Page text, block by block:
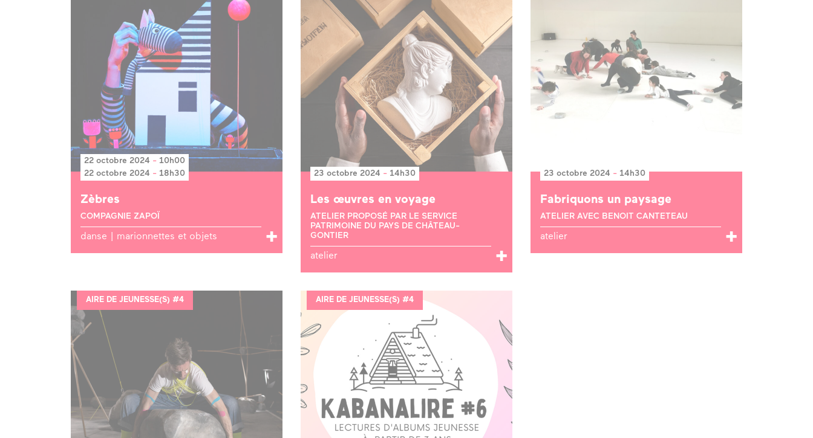
22 octobre 2024 - 10h00
22 octobre 2024 - 18h30
Zèbres
COMPAGNIE ZAPOÏ
danse | marionnettes et objets
23 octobre 2024 - 14h30
Les œuvres en voyage
ATELIER PROPOSÉ PAR LE SERVICE
PATRIMOINE DU PAYS DE CHÂTEAU-
GONTIER
atelier
23 octobre 2024 - 14h30
Fabriquons un paysage
ATELIER AVEC BENOIT CANTETEAU
atelier
AIRE DE JEUNESSE(S) #4 AIRE DE JEUNESSE(S) #4